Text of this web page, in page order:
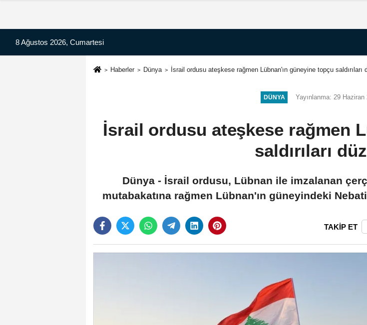
8 Ağustos 2026, Cumartesi
Haberler Dünya İsrail ordusu ateşkese rağmen Lübnan'ın güneyine topçu saldırıları
DÜNYA Yayınlanma: 29
İsrail ordusu ateşkese rağmen
saldırıları
Dünya - İsrail ordusu, Lübnan ile imzalanan
mutabakatına rağmen Lübnan'ın güneyindeki
TAKİP ET